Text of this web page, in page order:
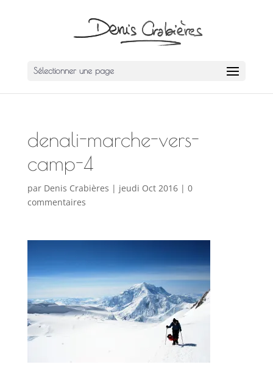
Sélectionner une page
denali-marche-vers-
camp-4
par Denis Crabières | jeudi Oct 2016| 0
commentaires